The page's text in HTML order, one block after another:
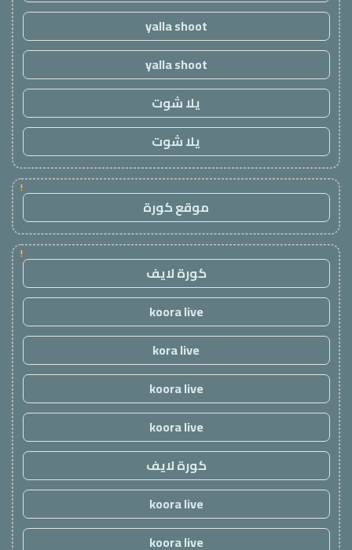
yalla shoot
yalla shoot
يلا شوت
يلا شوت
!
موقع كورة
!
كورة لايف
koora live
kora live
koora live
koora live
كورة لايف
koora live
koora live